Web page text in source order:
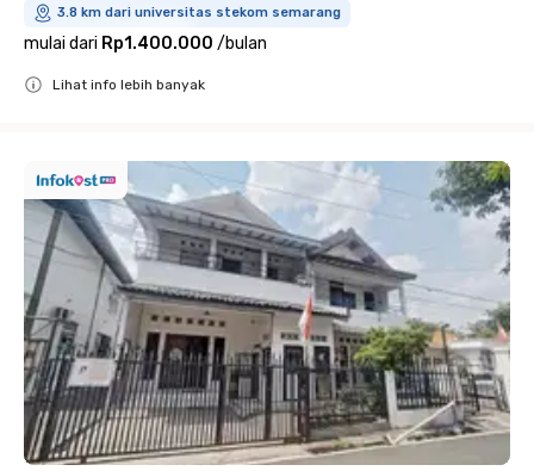
3.8 km dari universitas stekom semarang
mulai dari Rp1.400.000 /bulan
Lihat info lebih banyak